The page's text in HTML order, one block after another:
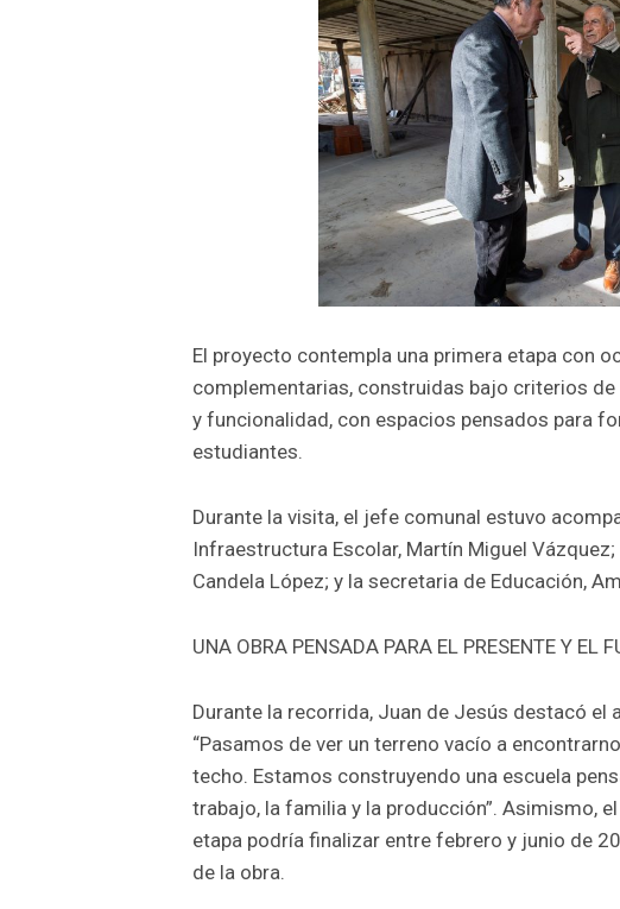
El proyecto contempla una primera etapa con
complementarias, construidas bajo criterios
y funcionalidad, con espacios pensados para
estudiantes.
Durante la visita, el jefe comunal estuvo
Infraestructura Escolar, Martín Miguel
Candela López; y la secretaria de Educación,
UNA OBRA PENSADA PARA EL PRESENTE Y EL
Durante la recorrida, Juan de Jesús destacó el
“Pasamos de ver un terreno vacío a
techo. Estamos construyendo una escuela
trabajo, la familia y la producción”. Asimismo,
etapa podría finalizar entre febrero y junio de
de la obra.